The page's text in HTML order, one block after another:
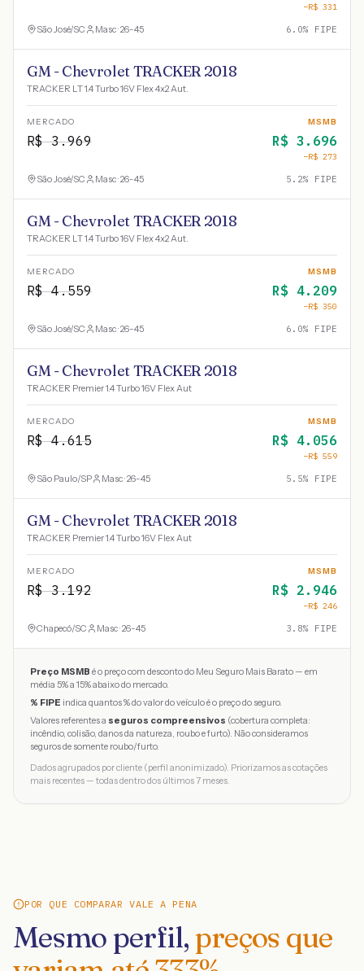
−R$ 331
São José/SC Masc · 26-45 6.0% FIPE
GM - Chevrolet TRACKER 2018
TRACKER LT 1.4 Turbo 16V Flex 4x2 Aut.
MERCADO
R$3.969
MSMB
R$ 3.696
−R$ 273
São José/SC Masc · 26-45 5.2% FIPE
GM - Chevrolet TRACKER 2018
TRACKER LT 1.4 Turbo 16V Flex 4x2 Aut.
MERCADO
R$4.559
MSMB
R$ 4.209
−R$ 350
São José/SC Masc · 26-45 6.0% FIPE
GM - Chevrolet TRACKER 2018
TRACKER Premier 1.4 Turbo 16V Flex Aut
MERCADO
R$4.615
MSMB
R$ 4.056
−R$ 559
São Paulo/SP Masc · 26-45 5.5% FIPE
GM - Chevrolet TRACKER 2018
TRACKER Premier 1.4 Turbo 16V Flex Aut
MERCADO
R$3.192
MSMB
R$ 2.946
−R$ 246
Chapecó/SC Masc · 26-45 3.8% FIPE
Preço MSMB é o preço com desconto do Meu Seguro Mais Barato — em
média 5% a 15% abaixo do mercado.
% FIPE indica quantos % do valor do veículo é o preço do seguro.
Valores referentes a seguros compreensivos (cobertura completa:
incêndio, colisão, danos da natureza, roubo e furto). Não consideramos
seguros de somente roubo/furto.
Dados agrupados por cliente (perfil anonimizado). Priorizamos as cotações
mais recentes — todas dentro dos últimos 7 meses.
POR QUE COMPARAR VALE A PENA
Mesmo perfil, preços que